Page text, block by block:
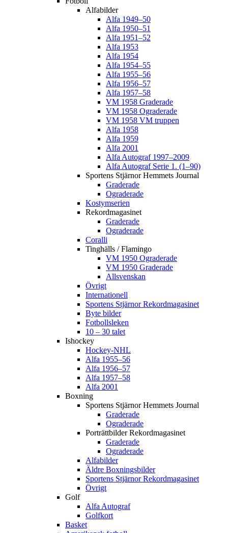
Alfabilder
Alfa 1949–50
Alfa 1950–51
Alfa 1951–52
Alfa 1953
Alfa 1954
Alfa 1954–55
Alfa 1955–56
Alfa 1956–57
Alfa 1957–58
VM 1958 Graderade
VM 1958 Ograderade
VM 1958 VM truppen
Alfa 1958
Alfa 1959
Alfa 2001
Alfa Autograf 1997–2009
Alfa Autograf Serie 1. (1–90)
Sportens Stjärnor Hemmets Journal
Graderade
Ograderade
Kostymserien
Rekordmagasinet
Graderade
Ograderade
Coralli
Tinghälls / Flamingo
VM 1950 Ograderade
VM 1950 Graderade
Allsvenskan
Övrigt
Internationell
Sportens Stjärnor Rekordmagasinet
Byte bilder
Fotbollsleken
10 – 30 talet
Ishockey
Hockey-NHL
Alfa 1955–56
Alfa 1956–57
Alfa 1957–58
Alfa 2001
Boxning
Sportens Stjärnor Hemmets Journal
Graderade
Ograderade
Porträttbilder Rekordmagasinet
Graderade
Ograderade
Alfabilder
Äldre Boxningsbilder
Sportens Stjärnor Rekordmagasinet
Övrigt
Golf
Alfa Autograf
Golfkort
Basket